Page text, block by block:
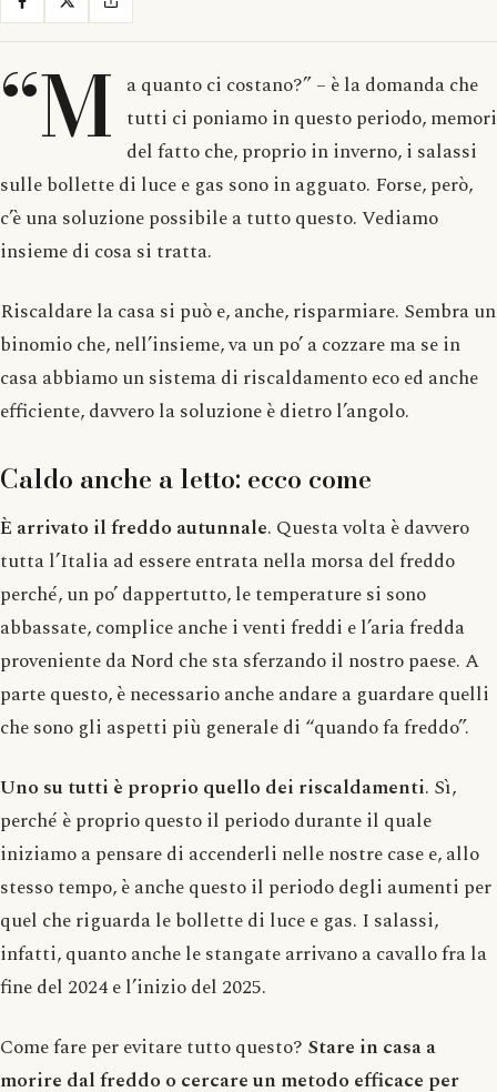
“M a quanto ci costano?” – è la domanda che
tutti ci poniamo in questo periodo, memori
del fatto che, proprio in inverno, i salassi
sulle bollette di luce e gas sono in agguato. Forse, però,
c’è una soluzione possibile a tutto questo. Vediamo
insieme di cosa si tratta.
Riscaldare la casa si può e, anche, risparmiare. Sembra un
binomio che, nell’insieme, va un po’ a cozzare ma se in
casa abbiamo un sistema di riscaldamento eco ed anche
efficiente, davvero la soluzione è dietro l’angolo.
Caldo anche a letto: ecco come
È arrivato il freddo autunnale. Questa volta è davvero
tutta l’Italia ad essere entrata nella morsa del freddo
perché, un po’ dappertutto, le temperature si sono
abbassate, complice anche i venti freddi e l’aria fredda
proveniente da Nord che sta sferzando il nostro paese. A
parte questo, è necessario anche andare a guardare quelli
che sono gli aspetti più generale di “quando fa freddo”.
Uno su tutti è proprio quello dei riscaldamenti. Sì,
perché è proprio questo il periodo durante il quale
iniziamo a pensare di accenderli nelle nostre case e, allo
stesso tempo, è anche questo il periodo degli aumenti per
quel che riguarda le bollette di luce e gas. I salassi,
infatti, quanto anche le stangate arrivano a cavallo fra la
fine del 2024 e l’inizio del 2025.
Come fare per evitare tutto questo? Stare in casa a
morire dal freddo o cercare un metodo efficace per